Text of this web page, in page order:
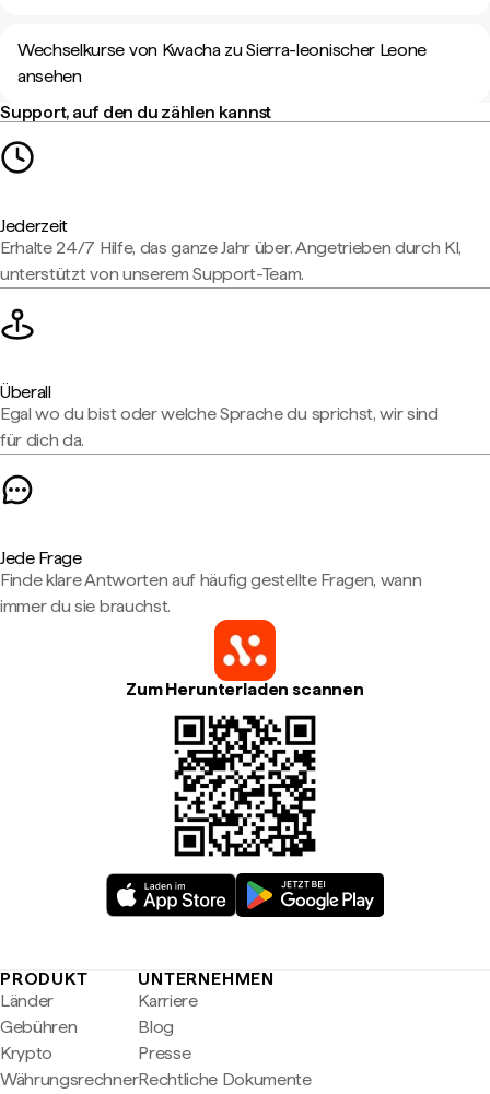
Wechselkurse von Kwacha zu Sierra-leonischer Leone
ansehen
Support, auf den du zählen kannst
Jederzeit
Erhalte 24/7 Hilfe, das ganze Jahr über. Angetrieben durch KI,
unterstützt von unserem Support-Team.
Überall
Egal wo du bist oder welche Sprache du sprichst, wir sind
für dich da.
Jede Frage
Finde klare Antworten auf häufig gestellte Fragen, wann
immer du sie brauchst.
Zum Herunterladen scannen
PRODUKT
Länder
Gebühren
Krypto
Währungsrechner
UNTERNEHMEN
Karriere
Blog
Presse
Rechtliche Dokumente